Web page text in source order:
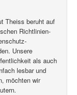
Theiss beruht auf
Richtlinien-
Unsere
als auch
lesbar und
möchten wir